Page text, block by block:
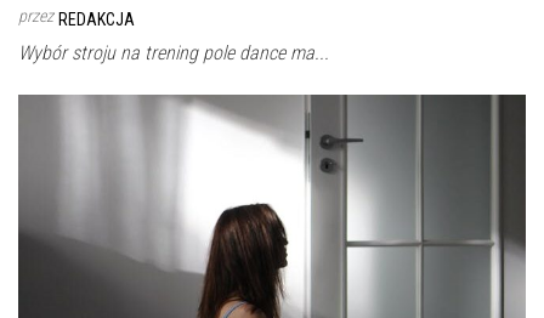
przez REDAKCJA
Wybór stroju na trening pole dance ma...